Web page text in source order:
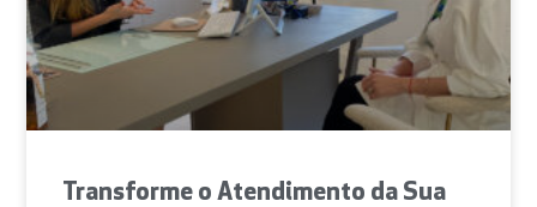
Transforme o Atendimento da Sua